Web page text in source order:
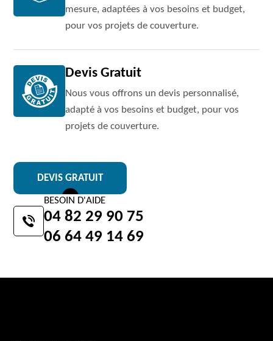
mesure, adaptées à vos besoins et budget,
pour vos projets de couverture.
Devis Gratuit
Nous vous offrons un devis personnalisé,
adapté à vos besoins et budget, pour vos
projets de couverture.
DEVIS GRATUIT
BESOIN D'AIDE
04 82 29 90 75
06 64 49 14 69